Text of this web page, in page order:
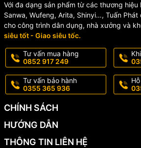
👉 Liên hệ ngay để muaVòi rửa xe tưới
N1041chính hãng, giá tốt, giao hàng toàn
Với đa dạng sản phẩm từ các thương hiệu
Sanwa, Wufeng, Arita, Shinyi…, Tuấn
cho công trình dân dụng, nhà xưởng và
siêu tốt - Giao siêu tốc.
Tư vấn mua hàng
0852 917 249
Tư vấn bảo hành
0355 365 936
CHÍNH SÁCH
HƯỚNG DẪN
THÔNG TIN LIÊN HỆ